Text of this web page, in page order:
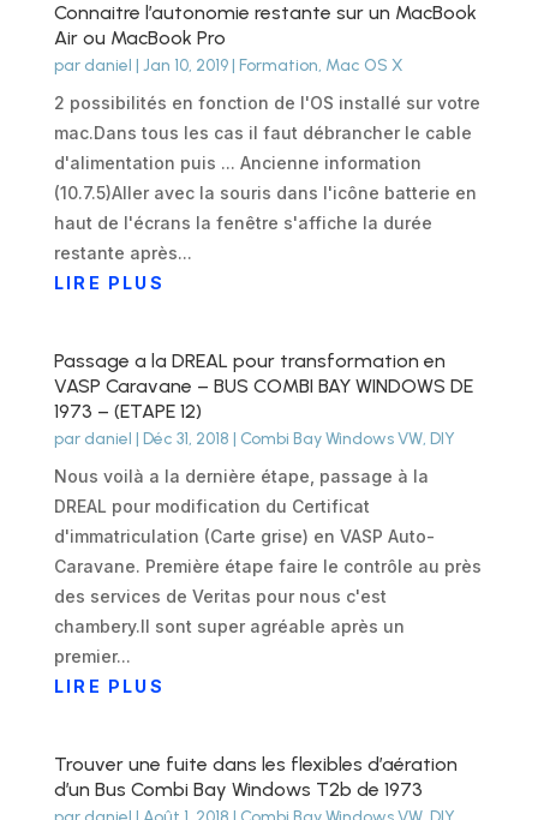
Connaitre l’autonomie restante sur un MacBook
Air ou MacBook Pro
par daniel | Jan 10, 2019| Formation, Mac OS X
2 possibilités en fonction de l'OS installé sur votre
mac.Dans tous les cas il faut débrancher le cable
d'alimentation puis ... Ancienne information
(10.7.5)Aller avec la souris dans l'icône batterie en
haut de l'écrans la fenêtre s'affiche la durée
restante après...
LIRE PLUS
Passage a la DREAL pour transformation en
VASP Caravane – BUS COMBI BAY WINDOWS DE
1973 – (ETAPE 12)
par daniel | Déc 31, 2018 | Combi Bay Windows VW, DIY
Nous voilà a la dernière étape, passage à la
DREAL pour modification du Certificat
d'immatriculation (Carte grise) en VASP Auto-
Caravane. Première étape faire le contrôle au près
des services de Veritas pour nous c'est
chambery.Il sont super agréable après un
premier...
LIRE PLUS
Trouver une fuite dans les flexibles d’aération
d’un Bus Combi Bay Windows T2b de 1973